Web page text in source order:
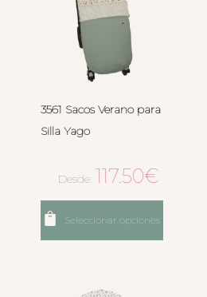
3561 Sacos Verano para
Silla Yago
Desde: 117.50€
Seleccionar opciones